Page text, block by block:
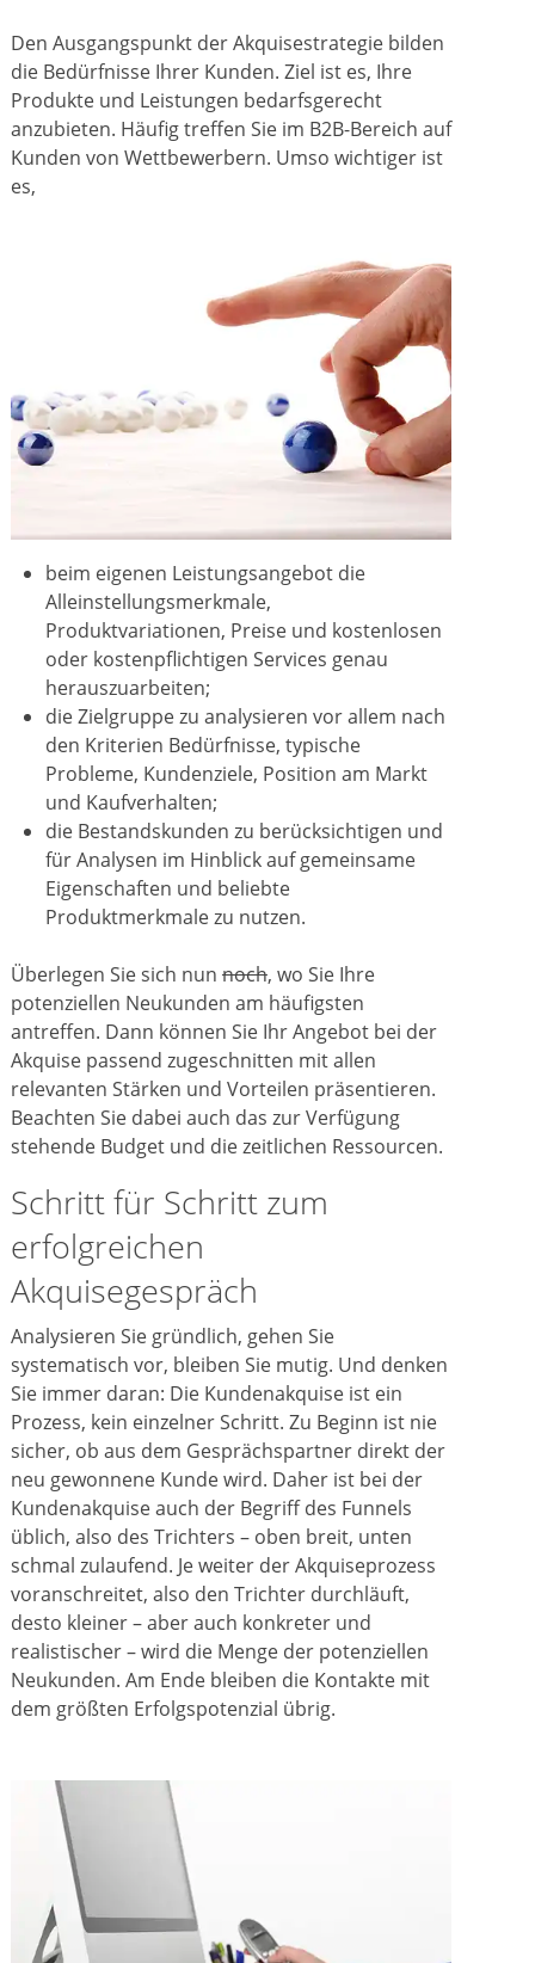
Den Ausgangspunkt der Akquisestrategie bilden
die Bedürfnisse Ihrer Kunden. Ziel ist es, Ihre
Produkte und Leistungen bedarfsgerecht
anzubieten. Häufig treffen Sie im B2B-Bereich auf
Kunden von Wettbewerbern. Umso wichtiger ist
es,
beim eigenen Leistungsangebot die
Alleinstellungsmerkmale,
Produktvariationen, Preise und kostenlosen
oder kostenpflichtigen Services genau
herauszuarbeiten;
die Zielgruppe zu analysieren vor allem nach
den Kriterien Bedürfnisse, typische
Probleme, Kundenziele, Position am Markt
und Kaufverhalten;
die Bestandskunden zu berücksichtigen und
für Analysen im Hinblick auf gemeinsame
Eigenschaften und beliebte
Produktmerkmale zu nutzen.
Überlegen Sie sich nun noch, wo Sie Ihre
potenziellen Neukunden am häufigsten
antreffen. Dann können Sie Ihr Angebot bei der
Akquise passend zugeschnitten mit allen
relevanten Stärken und Vorteilen präsentieren.
Beachten Sie dabei auch das zur Verfügung
stehende Budget und die zeitlichen Ressourcen.
Schritt für Schritt zum
erfolgreichen
Akquisegespräch
Analysieren Sie gründlich, gehen Sie
systematisch vor, bleiben Sie mutig. Und denken
Sie immer daran: Die Kundenakquise ist ein
Prozess, kein einzelner Schritt. Zu Beginn ist nie
sicher, ob aus dem Gesprächspartner direkt der
neu gewonnene Kunde wird. Daher ist bei der
Kundenakquise auch der Begriff des Funnels
üblich, also des Trichters – oben breit, unten
schmal zulaufend. Je weiter der Akquiseprozess
voranschreitet, also den Trichter durchläuft,
desto kleiner – aber auch konkreter und
realistischer – wird die Menge der potenziellen
Neukunden. Am Ende bleiben die Kontakte mit
dem größten Erfolgspotenzial übrig.